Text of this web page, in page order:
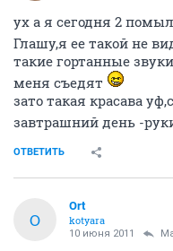
ух а я сегодня 2
Глашу,я ее такой не
такие гортанные
меня съедят
зато такая красава
завтрашний день -
ОТВЕТИТЬ
O
Ort
kotyara
10 июня 2011